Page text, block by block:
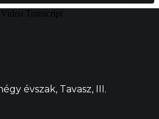
évszak, Tavasz, III.